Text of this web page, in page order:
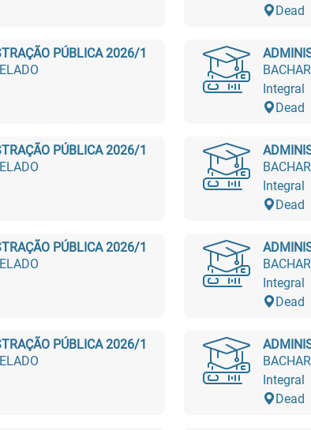
Dead
PÚBLICA 2026/1
Integral
Dead
PÚBLICA 2026/1
Integral
Dead
PÚBLICA 2026/1
Integral
Dead
PÚBLICA 2026/1
Integral
Dead